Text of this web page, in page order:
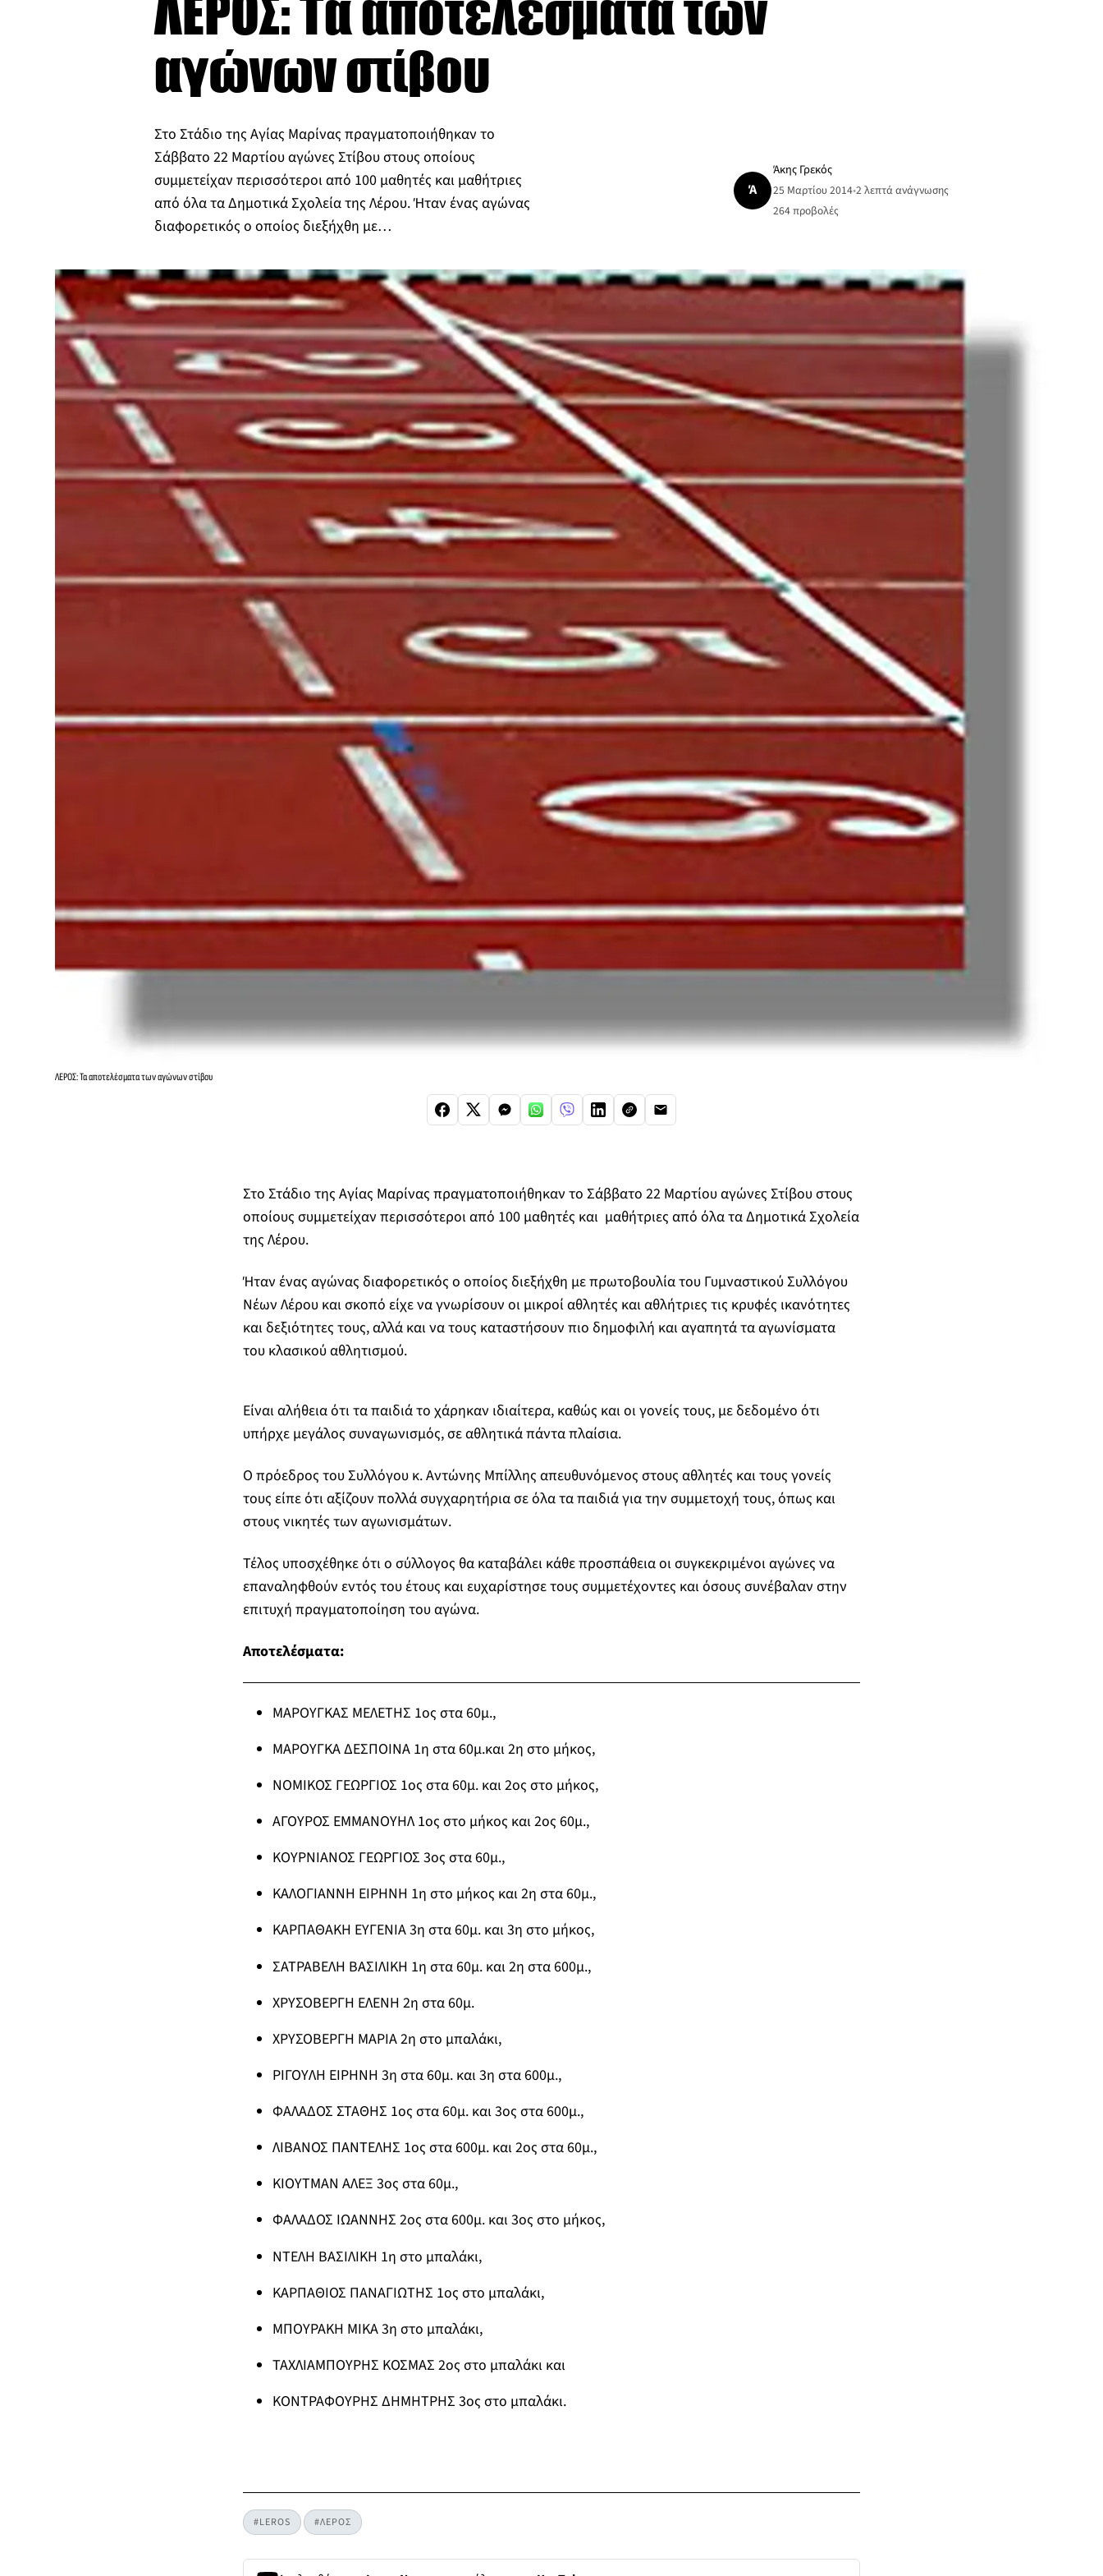
αγώνων στίβου
Στο Στάδιο της Αγίας Μαρίνας πραγματοποιήθηκαν το
Σάββατο 22 Μαρτίου αγώνες Στίβου στους οποίους
συμμετείχαν περισσότεροι από 100 μαθητές και μαθήτριες
από όλα τα Δημοτικά Σχολεία της Λέρου. Ήταν ένας αγώνας
διαφορετικός ο οποίος διεξήχθη με…
Ά
Άκης Γρεκός
25 Μαρτίου 2014•2 λεπτά ανάγνωσης
264προβολές
ΛΕΡΟΣ: Τα αποτελέσματα των αγώνων στίβου
Στο Στάδιο της Αγίας Μαρίνας πραγματοποιήθηκαν το Σάββατο 22 Μαρτίου αγώνες Στίβου στους
οποίους συμμετείχαν περισσότεροι από 100 μαθητές και μαθήτριες από όλα τα Δημοτικά Σχολεία
της Λέρου.
Ήταν ένας αγώνας διαφορετικός ο οποίος διεξήχθη με πρωτοβουλία του Γυμναστικού Συλλόγου
Νέων Λέρου και σκοπό είχε να γνωρίσουν οι μικροί αθλητές και αθλήτριες τις κρυφές ικανότητες
και δεξιότητες τους, αλλά και να τους καταστήσουν πιο δημοφιλή και αγαπητά τα αγωνίσματα
του κλασικού αθλητισμού.
Είναι αλήθεια ότι τα παιδιά το χάρηκαν ιδιαίτερα, καθώς και οι γονείς τους, με δεδομένο ότι
υπήρχε μεγάλος συναγωνισμός, σε αθλητικά πάντα πλαίσια.
Ο πρόεδρος του Συλλόγου κ. Αντώνης Μπίλλης απευθυνόμενος στους αθλητές και τους γονείς
τους είπε ότι αξίζουν πολλά συγχαρητήρια σε όλα τα παιδιά για την συμμετοχή τους, όπως και
στους νικητές των αγωνισμάτων.
Τέλος υποσχέθηκε ότι ο σύλλογος θα καταβάλει κάθε προσπάθεια οι συγκεκριμένοι αγώνες να
επαναληφθούν εντός του έτους και ευχαρίστησε τους συμμετέχοντες και όσους συνέβαλαν στην
επιτυχή πραγματοποίηση του αγώνα.
Αποτελέσματα:
ΜΑΡΟΥΓΚΑΣ ΜΕΛΕΤΗΣ 1ος στα 60μ.,
ΜΑΡΟΥΓΚΑ ΔΕΣΠΟΙΝΑ 1η στα 60μ.και 2η στο μήκος,
ΝΟΜΙΚΟΣ ΓΕΩΡΓΙΟΣ 1ος στα 60μ. και 2ος στο μήκος,
ΑΓΟΥΡΟΣ ΕΜΜΑΝΟΥΗΛ 1ος στο μήκος και 2ος 60μ.,
ΚΟΥΡΝΙΑΝΟΣ ΓΕΩΡΓΙΟΣ 3ος στα 60μ.,
ΚΑΛΟΓΙΑΝΝΗ ΕΙΡΗΝΗ 1η στο μήκος και 2η στα 60μ.,
ΚΑΡΠΑΘΑΚΗ ΕΥΓΕΝΙΑ 3η στα 60μ. και 3η στο μήκος,
ΣΑΤΡΑΒΕΛΗ ΒΑΣΙΛΙΚΗ 1η στα 60μ. και 2η στα 600μ.,
ΧΡΥΣΟΒΕΡΓΗ ΕΛΕΝΗ 2η στα 60μ.
ΧΡΥΣΟΒΕΡΓΗ ΜΑΡΙΑ 2η στο μπαλάκι,
ΡΙΓΟΥΛΗ ΕΙΡΗΝΗ 3η στα 60μ. και 3η στα 600μ.,
ΦΑΛΑΔΟΣ ΣΤΑΘΗΣ 1ος στα 60μ. και 3ος στα 600μ.,
ΛΙΒΑΝΟΣ ΠΑΝΤΕΛΗΣ 1ος στα 600μ. και 2ος στα 60μ.,
ΚΙΟΥΤΜΑΝ ΑΛΕΞ 3ος στα 60μ.,
ΦΑΛΑΔΟΣ ΙΩΑΝΝΗΣ 2ος στα 600μ. και 3ος στο μήκος,
ΝΤΕΛΗ ΒΑΣΙΛΙΚΗ 1η στο μπαλάκι,
ΚΑΡΠΑΘΙΟΣ ΠΑΝΑΓΙΩΤΗΣ 1ος στο μπαλάκι,
ΜΠΟΥΡΑΚΗ ΜΙΚΑ 3η στο μπαλάκι,
ΤΑΧΛΙΑΜΠΟΥΡΗΣ ΚΟΣΜΑΣ 2ος στο μπαλάκι και
ΚΟΝΤΡΑΦΟΥΡΗΣ ΔΗΜΗΤΡΗΣ 3ος στο μπαλάκι.
#LEROS #ΛΕΡΟΣ